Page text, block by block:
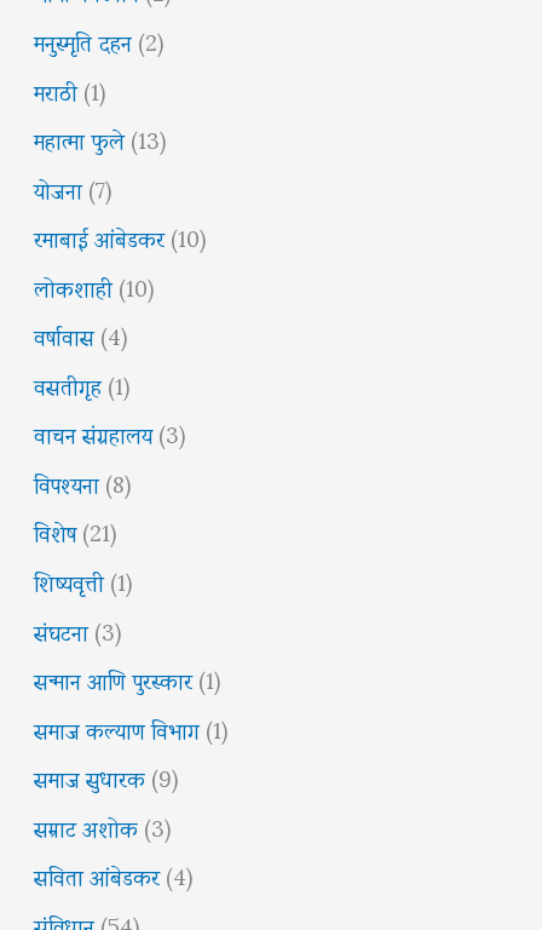
मनुस्मृति दहन(2)
मराठी(1)
महात्मा फुले(13)
योजना(7)
रमाबाई आंबेडकर(10)
लोकशाही(10)
वर्षावास(4)
वसतीगृह(1)
वाचन संग्रहालय(3)
विपश्यना(8)
विशेष(21)
शिष्यवृत्ती(1)
संघटना(3)
सन्मान आणि पुरस्कार(1)
समाज कल्याण विभाग(1)
समाज सुधारक(9)
सम्राट अशोक(3)
सविता आंबेडकर(4)